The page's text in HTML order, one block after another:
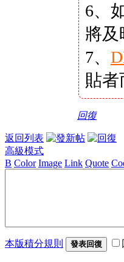
6、
將及
7、
貼者
回復
返回列表
高級模式
B Color Image Link Quote
本版積分規則 發表回復